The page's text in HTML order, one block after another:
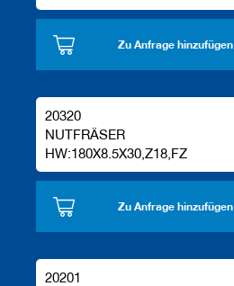
Zu Anfrage hinzufügen
20320
NUTFRÄSER
HW:180X8.5X30,Z18,FZ
Zu Anfrage hinzufügen
20201